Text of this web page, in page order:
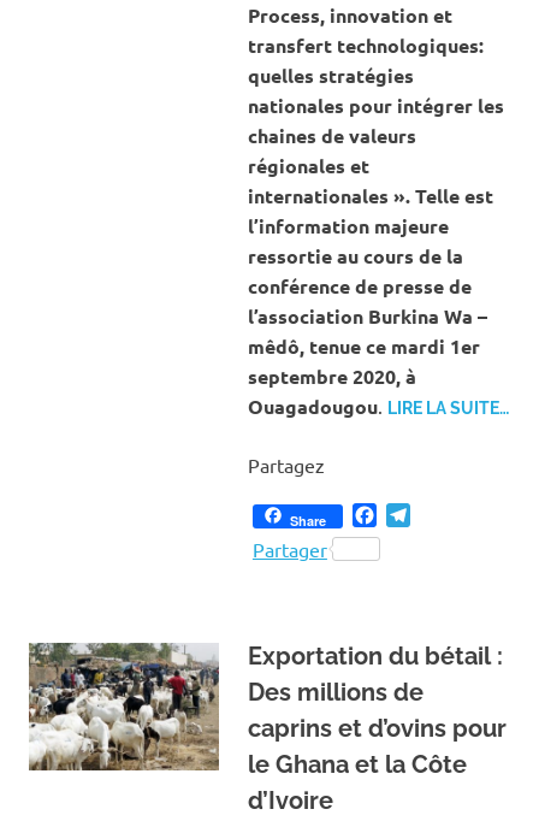
Process, innovation et
transfert technologiques:
quelles stratégies
nationales pour intégrer les
chaines de valeurs
régionales et
internationales ». Telle est
l’information majeure
ressortie au cours de la
conférence de presse de
l’association Burkina Wa –
mêdô, tenue ce mardi 1er
septembre 2020, à
Ouagadougou. LIRE LA SUITE…
Partagez
Share Facebook
Partager
Exportation du bétail :
Des millions de
caprins et d’ovins pour
le Ghana et la Côte
d’Ivoire